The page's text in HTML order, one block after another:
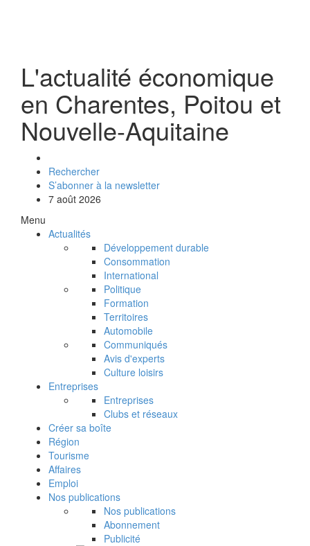
L'actualité économique
en Charentes, Poitou et
Nouvelle-Aquitaine
Rechercher
S’abonner à la newsletter
7 août 2026
Menu
Actualités
Développement durable
Consommation
International
Politique
Formation
Territoires
Automobile
Communiqués
Avis d'experts
Culture loisirs
Entreprises
Entreprises
Clubs et réseaux
Créer sa boîte
Région
Tourisme
Affaires
Emploi
Nos publications
Nos publications
Abonnement
Publicité